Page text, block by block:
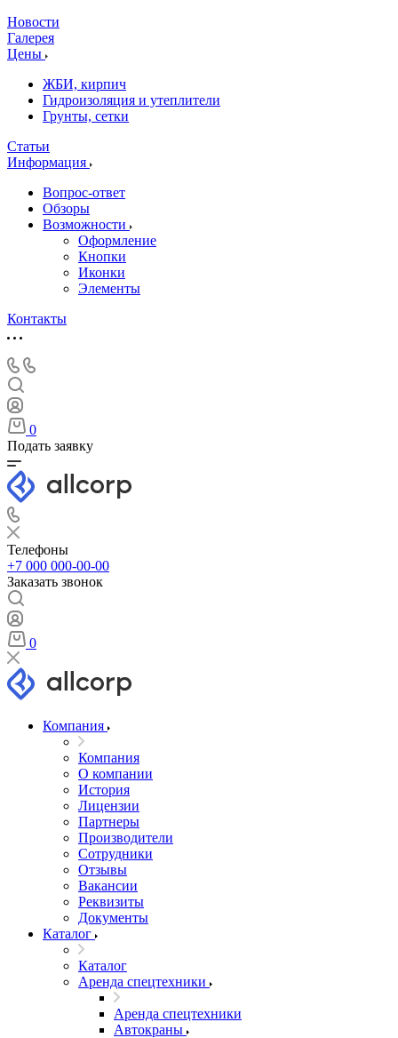
Новости
Галерея
Цены
ЖБИ, кирпич
Гидроизоляция и утеплители
Грунты, сетки
Статьи
Информация
Вопрос-ответ
Обзоры
Возможности
Оформление
Кнопки
Иконки
Элементы
Контакты
0
Подать заявку
Телефоны
+7 000 000-00-00
Заказать звонок
0
Компания
Компания
О компании
История
Лицензии
Партнеры
Производители
Сотрудники
Отзывы
Вакансии
Реквизиты
Документы
Каталог
Каталог
Аренда спецтехники
Аренда спецтехники
Автокраны